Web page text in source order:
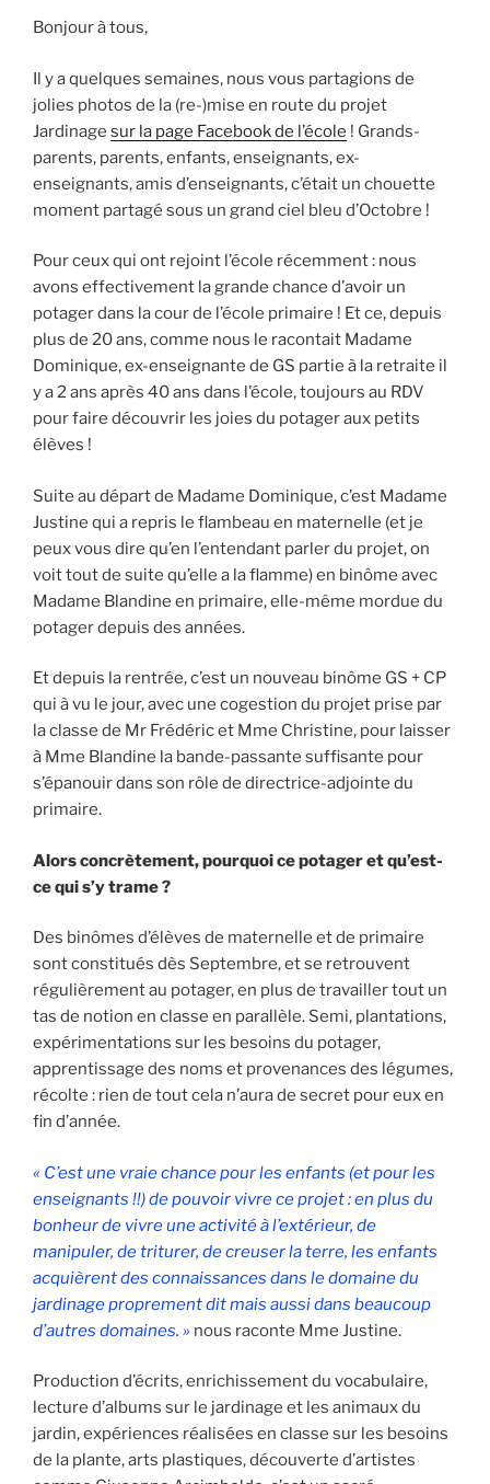
Bonjour à tous,
Il y a quelques semaines, nous vous partagions de
jolies photos de la (re-)mise en route du projet
Jardinage sur la page Facebook de l’école ! Grands-
parents, parents, enfants, enseignants, ex-
enseignants, amis d’enseignants, c’était un chouette
moment partagé sous un grand ciel bleu d’Octobre !
Pour ceux qui ont rejoint l’école récemment : nous
avons effectivement la grande chance d’avoir un
potager dans la cour de l’école primaire ! Et ce, depuis
plus de 20 ans, comme nous le racontait Madame
Dominique, ex-enseignante de GS partie à la retraite il
y a 2 ans après 40 ans dans l’école, toujours au RDV
pour faire découvrir les joies du potager aux petits
élèves !
Suite au départ de Madame Dominique, c’est Madame
Justine qui a repris le flambeau en maternelle (et je
peux vous dire qu’en l’entendant parler du projet, on
voit tout de suite qu’elle a la flamme) en binôme avec
Madame Blandine en primaire, elle-même mordue du
potager depuis des années.
Et depuis la rentrée, c’est un nouveau binôme GS + CP
qui à vu le jour, avec une cogestion du projet prise par
la classe de Mr Frédéric et Mme Christine, pour laisser
à Mme Blandine la bande-passante suffisante pour
s’épanouir dans son rôle de directrice-adjointe du
primaire.
Alors concrètement, pourquoi ce potager et qu’est-
ce qui s’y trame ?
Des binômes d’élèves de maternelle et de primaire
sont constitués dès Septembre, et se retrouvent
régulièrement au potager, en plus de travailler tout un
tas de notion en classe en parallèle. Semi, plantations,
expérimentations sur les besoins du potager,
apprentissage des noms et provenances des légumes,
récolte : rien de tout cela n’aura de secret pour eux en
fin d’année.
« C’est une vraie chance pour les enfants (et pour les
enseignants !!) de pouvoir vivre ce projet : en plus du
bonheur de vivre une activité à l’extérieur, de
manipuler, de triturer, de creuser la terre, les enfants
acquièrent des connaissances dans le domaine du
jardinage proprement dit mais aussi dans beaucoup
d’autres domaines. » nous raconte Mme Justine.
Production d’écrits, enrichissement du vocabulaire,
lecture d’albums sur le jardinage et les animaux du
jardin, expériences réalisées en classe sur les besoins
de la plante, arts plastiques, découverte d’artistes